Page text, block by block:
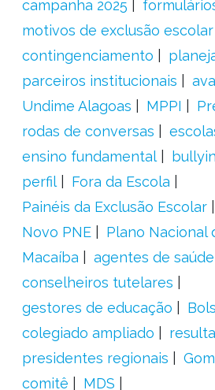
campanha 2025
motivos de exclusão escolar
contingenciamento
parceiros institucionais
Undime Alagoas
MPPI
rodas de conversas
ensino fundamental
perfil
Fora da Escola
Painéis da Exclusão Escolar
Novo PNE
Plano Nacional
Macaíba
agentes de saúde
conselheiros tutelares
gestores de educação
colegiado ampliado
presidentes regionais
comitê
MDS